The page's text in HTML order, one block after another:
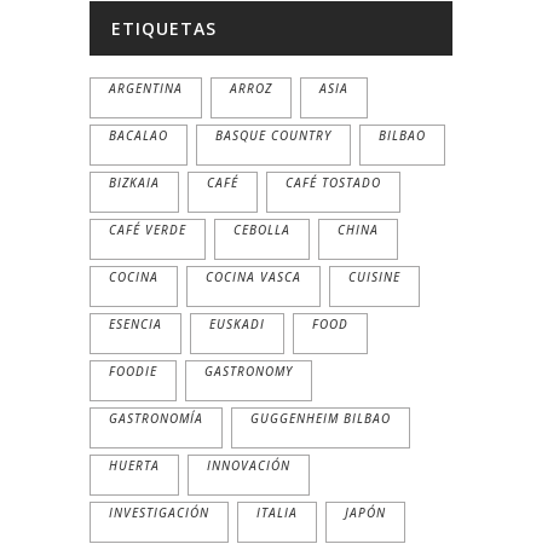
ETIQUETAS
ARGENTINA ARROZ ASIA
BACALAO BASQUE COUNTRY BILBAO
BIZKAIA CAFÉ CAFÉ TOSTADO
CAFÉ VERDE CEBOLLA CHINA
COCINA COCINA VASCA CUISINE
ESENCIA EUSKADI FOOD
FOODIE GASTRONOMY
GASTRONOMÍA GUGGENHEIM BILBAO
HUERTA INNOVACIÓN
INVESTIGACIÓN ITALIA JAPÓN